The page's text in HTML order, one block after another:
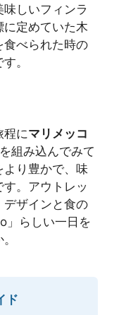
しいフィンラ
に定めていた木
食べられた時の
。
程にマリメッコ
組み込んでみて
より豊かで、味
。アウトレッ
デザインと食の
」らしい一日を
ド